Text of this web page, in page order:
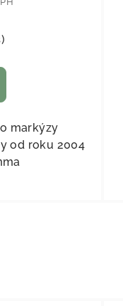
)
markýzy
od roku 2004